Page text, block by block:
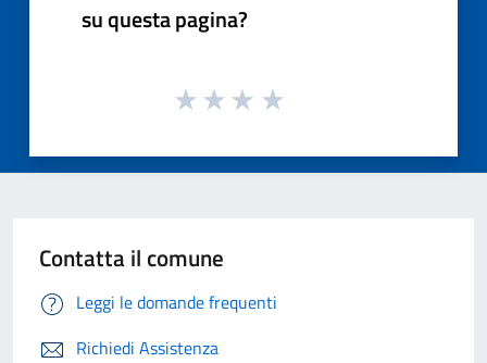
su questa pagina?
Contatta il comune
Leggi le domande frequenti
Richiedi Assistenza